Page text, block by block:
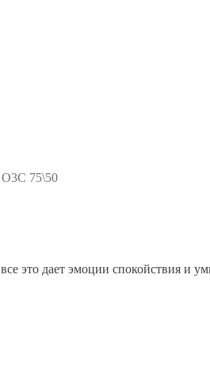
75\50
это дает эмоции спокойствия и